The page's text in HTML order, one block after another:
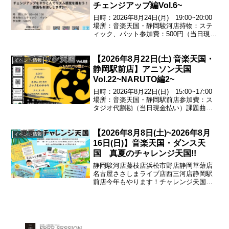
チェンジアップ編Vol.6~
日時：2026年8月24日(月) 19:00~20:00
場所：音楽天国・静岡駿河店持物：ステ
ィック、パット参加費：500円（当日現金
します♪エントリー受付中！054...
イベント情報
【2026年8月22日(土) 音楽天国・
静岡駅前店】アニソン天国
Vol.22~NARUTO編2~
日時：2026年8月22日(日) 15:00~17:00
場所：音楽天国・静岡駅前店参加費：ス
タジオ代割勘（当日現金払い）課題曲
トリー受付中！お問い合わ...
イベント情報
【2026年8月8日(土)~2026年8月
16日(日)】音楽天国・ダンス天
国 真夏のチャレンジ天国!!
静岡駿河店藤枝店浜松市野店静岡草薙店
名古屋ささしまライブ店西三河店静岡駅
前店今年もやります！チャレンジ天国！